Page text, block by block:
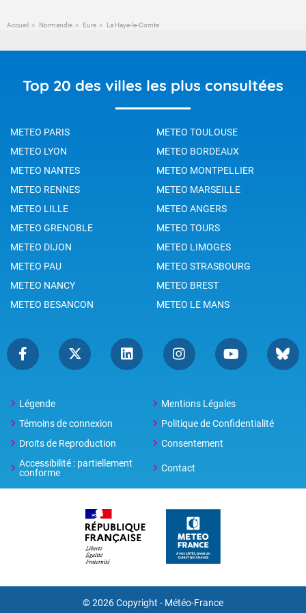
Accueil Normandie Eure La Haye-le-Comte
Top 20 des villes les plus consultées
METEO PARIS
METEO TOULOUSE
METEO LYON
METEO BORDEAUX
METEO NANTES
METEO MONTPELLIER
METEO RENNES
METEO MARSEILLE
METEO LILLE
METEO ANGERS
METEO GRENOBLE
METEO TOURS
METEO DIJON
METEO LIMOGES
METEO PAU
METEO STRASBOURG
METEO NANCY
METEO BREST
METEO BESANCON
METEO LE MANS
Légende
Mentions Légales
Témoins de connexion
Politique de Confidentialité
Droits de Reproduction
Consentement
Accessibilité : partiellement
conforme
Contact
© 2026 Copyright - Météo-France